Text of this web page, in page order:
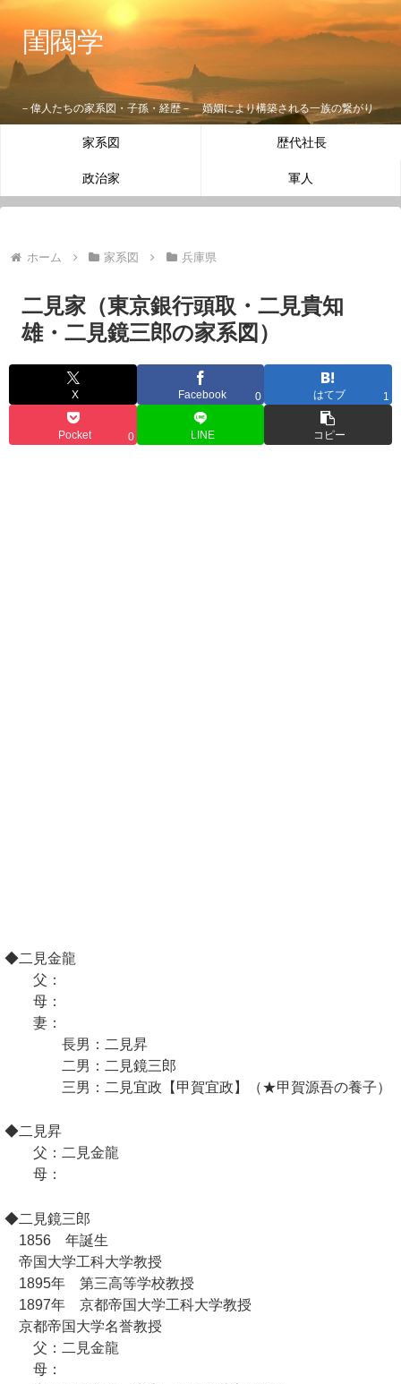
閨閥学
－偉人たちの家系図・子孫・経歴－ 婚姻により構築される一族の繋がり
家系図 歴代社長
政治家 軍人
ホーム 家系図 兵庫県
二見家（東京銀行頭取・二見貴知
雄・二見鏡三郎の家系図）
X Facebook 0 はてブ 1
Pocket 0 LINE コピー
◆二見金龍
父：
母：
妻：
長男：二見昇
二男：二見鏡三郎
三男：二見宜政【甲賀宜政】（★甲賀源吾の養子）
◆二見昇
父：二見金龍
母：
◆二見鏡三郎
1856 年誕生
帝国大学工科大学教授
1895年 第三高等学校教授
1897年 京都帝国大学工科大学教授
京都帝国大学名誉教授
父：二見金龍
母：